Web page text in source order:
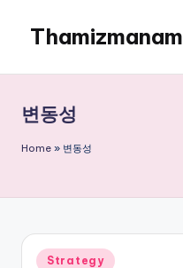
content
Thamizmanam
변동성
Home » 변동성
Posted
Strategy